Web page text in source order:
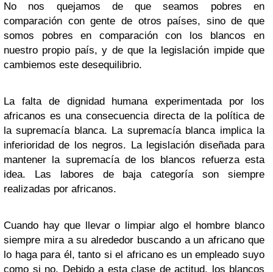
No nos quejamos de que seamos pobres en
comparación con gente de otros países, sino de que
somos pobres en comparación con los blancos en
nuestro propio país, y de que la legislación impide que
cambiemos este desequilibrio.
La falta de dignidad humana experimentada por los
africanos es una consecuencia directa de la política de
la supremacía blanca. La supremacía blanca implica la
inferioridad de los negros. La legislación diseñada para
mantener la supremacía de los blancos refuerza esta
idea. Las labores de baja categoría son siempre
realizadas por africanos.
Cuando hay que llevar o limpiar algo el hombre blanco
siempre mira a su alrededor buscando a un africano que
lo haga para él, tanto si el africano es un empleado suyo
como si no. Debido a esta clase de actitud, los blancos